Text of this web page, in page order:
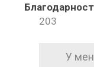
203
У